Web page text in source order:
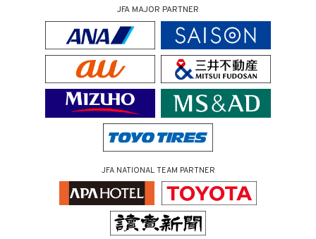
JFA MAJOR PARTNER
JFA NATIONAL TEAM PARTNER